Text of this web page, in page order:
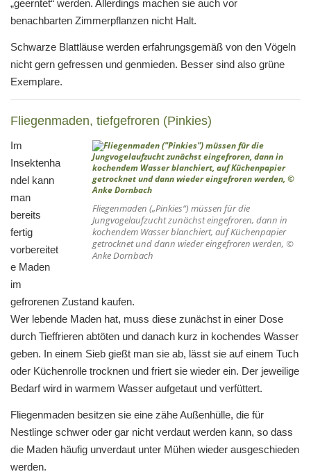
„geerntet“ werden. Allerdings machen sie auch vor
benachbarten Zimmerpflanzen nicht Halt.
Schwarze Blattläuse werden erfahrungsgemäß von den Vögeln
nicht gern gefressen und genmieden. Besser sind also grüne
Exemplare.
Fliegenmaden, tiefgefroren (Pinkies)
Fliegenmaden („Pinkies“) müssen für die
Jungvogelaufzucht zunächst eingefroren, dann in
kochendem Wasser blanchiert, auf Küchenpapier
getrocknet und dann wieder eingefroren werden, ©
Anke Dornbach
Im
Insektenha
ndel kann
man
bereits
fertig
vorbereitet
e Maden
im
gefrorenen Zustand kaufen.
Wer lebende Maden hat, muss diese zunächst in einer Dose
durch Tieffrieren abtöten und danach kurz in kochendes Wasser
geben. In einem Sieb gießt man sie ab, lässt sie auf einem Tuch
oder Küchenrolle trocknen und friert sie wieder ein. Der jeweilige
Bedarf wird in warmem Wasser aufgetaut und verfüttert.
Fliegenmaden besitzen sie eine zähe Außenhülle, die für
Nestlinge schwer oder gar nicht verdaut werden kann, so dass
die Maden häufig unverdaut unter Mühen wieder ausgeschieden
werden.